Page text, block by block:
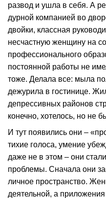
развод и ушла в себя. А
дурной компанией во
двойки, классная
несчастную женщину на
профессионального
постоянной работы не
тоже. Делала все: мыла
дежурила в гостинице.
депрессивных районов
конечно, хотелось, но не
И тут появились они –
тихие голоса, умение
даже не в этом – они
проблемы. Сначала они
личное пространство.
деятельной, а